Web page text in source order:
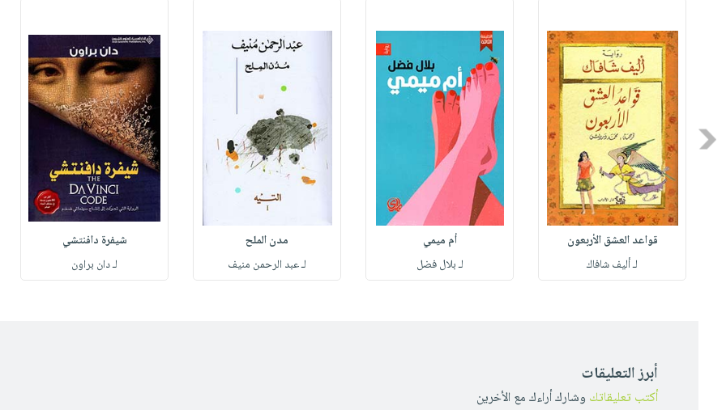
Previous
قواعد العشق الأربعون
لـ أليف شافاك
أم ميمي
لـ بلال فضل
مدن الملح
لـ عبد الرحمن منيف
شيفرة دافنتشي
لـ دان براون
أبرز التعليقات
أكتب تعليقاتك وشارك أراءك مع الأخرين